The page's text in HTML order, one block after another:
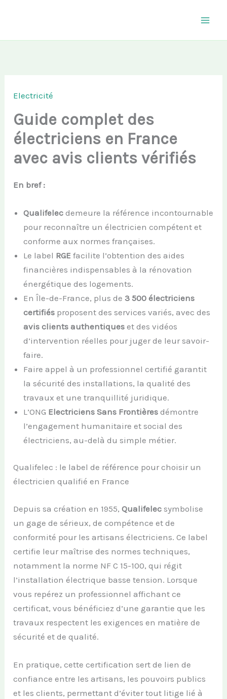
Electricité
Guide complet des
électriciens en France
avec avis clients vérifiés
En bref :
Qualifelec demeure la référence incontournable
pour reconnaître un électricien compétent et
conforme aux normes françaises.
Le label RGE facilite l’obtention des aides
financières indispensables à la rénovation
énergétique des logements.
En Île-de-France, plus de3 500 électriciens
certifiés proposent des services variés, avec des
avis clients authentiques et des vidéos
d’intervention réelles pour juger de leur savoir-
faire.
Faire appel à un professionnel certifié garantit
la sécurité des installations, la qualité des
travaux et une tranquillité juridique.
L’ONG Electriciens Sans Frontières démontre
l’engagement humanitaire et social des
électriciens, au-delà du simple métier.
Qualifelec : le label de référence pour choisir un
électricien qualifié en France
Depuis sa création en 1955,Qualifelec symbolise
un gage de sérieux, de compétence et de
conformité pour les artisans électriciens. Ce label
certifie leur maîtrise des normes techniques,
notamment la norme NF C 15-100, qui régit
l’installation électrique basse tension. Lorsque
vous repérez un professionnel affichant ce
certificat, vous bénéficiez d’une garantie que les
travaux respectent les exigences en matière de
sécurité et de qualité.
En pratique, cette certification sert de lien de
confiance entre les artisans, les pouvoirs publics
et les clients, permettant d’éviter tout litige lié à